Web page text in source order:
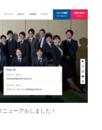
ューアルしました！